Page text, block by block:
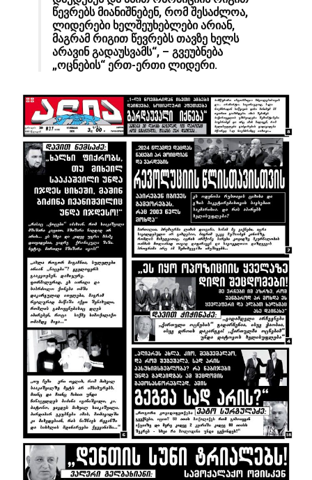
წევრებს მიანიშნებენ, რომ შესაძლოა,
ლიდერები ხელშეუხებლები არიან,
მაგრამ რიგით წევრებს თავზე ხელს
არავინ გადაუსვამს“, – გვეუბნება
„ოცნების“ ერთ-ერთი ლიდერი.